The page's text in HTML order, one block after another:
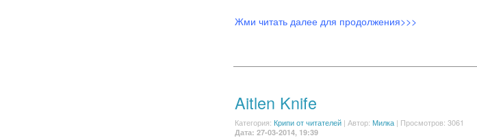
Жми читать далее для продолжения>>>
Aitlen Knife
Категория: Крипи от читателей| Автор: Милка| Просмотров: 3061
Дата: 27-03-2014, 19:39